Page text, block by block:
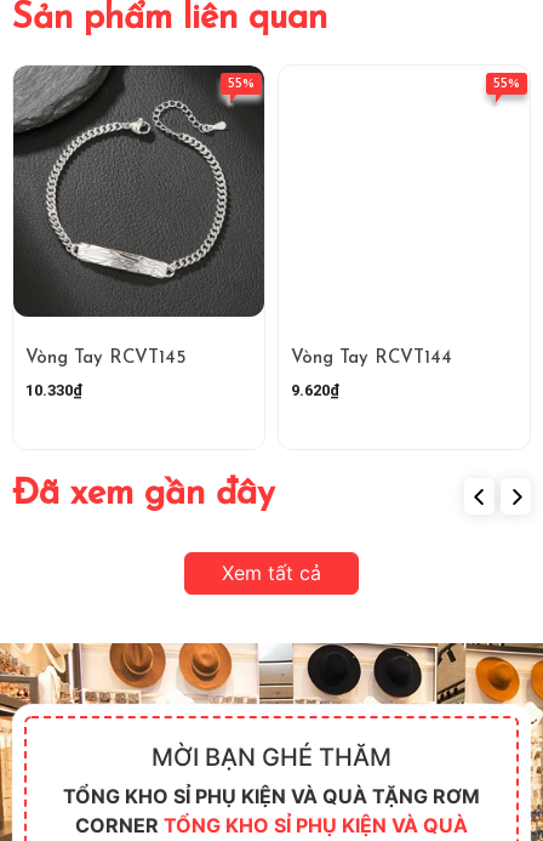
Sản phẩm liên quan
55%
Vòng Tay RCVT145
10.330₫
55%
Vòng Tay RCVT144
9.620₫
Đã xem gần đây
Xem tất cả
MỜI BẠN GHÉ THĂM
TỔNG KHO SỈ PHỤ KIỆN VÀ QUÀ TẶNG RƠM
CORNER TỔNG KHO SỈ PHỤ KIỆN VÀ QUÀ